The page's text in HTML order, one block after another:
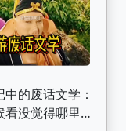
中的废话文学：
看没觉得哪里不